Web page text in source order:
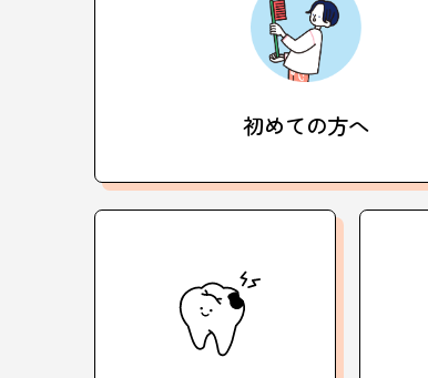
初めての方へ